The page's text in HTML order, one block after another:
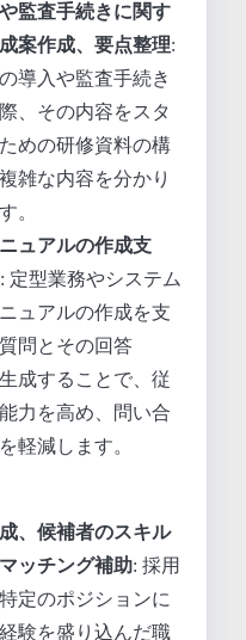
監査手続きに関す
案作成、要点整理:
導入や監査手続き
、その内容をスタ
めの研修資料の構
雑な内容を分かり
。
ュアルの作成支
: 定型業務やシステム
ュアルの作成を支
問とその回答
成することで、従
力を高め、問い合
軽減します。
、候補者のスキル
ッチング補助: 採用
定のポジションに
験を盛り込んだ職